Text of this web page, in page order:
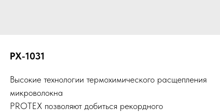
PX-1031
Высокие технологии термохимического расщепления
микроволокна
PROTEX позволяют добиться рекордного